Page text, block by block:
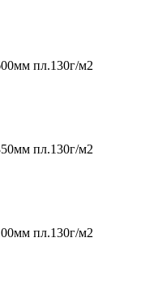
пл.130г/м2
пл.130г/м2
пл.130г/м2